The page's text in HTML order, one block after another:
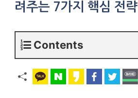
려주는 7가지 핵심 전략
Contents